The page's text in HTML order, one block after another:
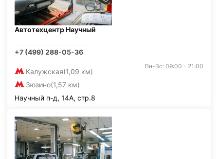
Автотехцентр Научный
+7 (499) 288-05-36
Калужская(1,09 км)
Зюзино(1,57 км)
Пн-Вс: 09:00 - 21:00
Научный п-д, 14А, стр.8